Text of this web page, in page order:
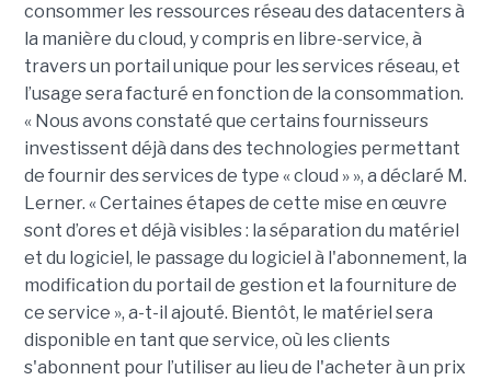
consommer les ressources réseau des datacenters à
la manière du cloud, y compris en libre-service, à
travers un portail unique pour les services réseau, et
l’usage sera facturé en fonction de la consommation.
« Nous avons constaté que certains fournisseurs
investissent déjà dans des technologies permettant
de fournir des services de type « cloud » », a déclaré M.
Lerner. « Certaines étapes de cette mise en œuvre
sont d’ores et déjà visibles : la séparation du matériel
et du logiciel, le passage du logiciel à l'abonnement, la
modification du portail de gestion et la fourniture de
ce service », a-t-il ajouté. Bientôt, le matériel sera
disponible en tant que service, où les clients
s'abonnent pour l’utiliser au lieu de l'acheter à un prix